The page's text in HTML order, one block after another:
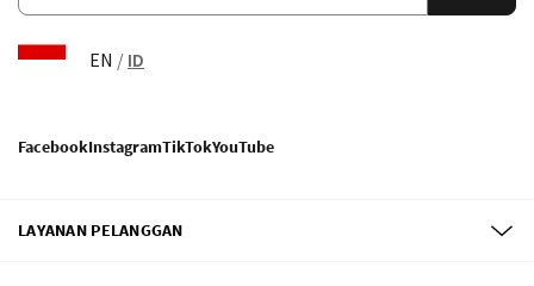
EN / ID
FacebookInstagramTikTokYouTube
LAYANAN PELANGGAN